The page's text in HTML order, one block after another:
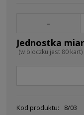
-
(w bloczku jest 80 kart)
Kod produktu: 8/03